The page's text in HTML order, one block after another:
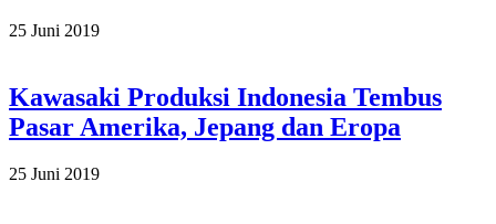
2019-
25 Juni 2019
Kawasaki Produksi Indonesia Tembus
Pasar Amerika, Jepang dan Eropa
2019-
25 Juni 2019